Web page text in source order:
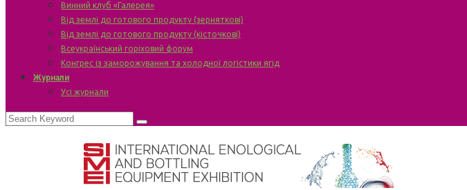
Винний клуб «Галерея»
Від землі до готового продукту (зерняткові)
Від землі до готового продукту (кісточкові)
Всеукраїнський горіховий форум
Конгрес із заморожування та холодної логістики ягід
Журнали
Усі журнали